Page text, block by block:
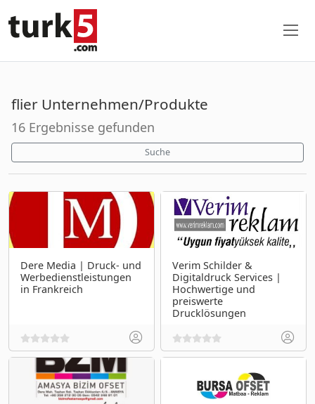
flier Unternehmen/Produkte
16 Ergebnisse gefunden
Suche
Dere Media | Druck- und
Werbedienstleistungen
in Frankreich
Verim Schilder &
Digitaldruck Services |
Hochwertige und
preiswerte
Drucklösungen